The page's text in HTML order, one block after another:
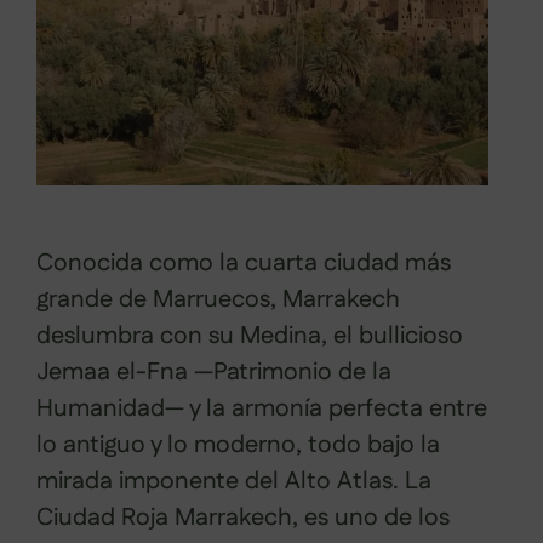
Conocida como la cuarta ciudad más
grande de Marruecos, Marrakech
deslumbra con su Medina, el bullicioso
Jemaa el-Fna —Patrimonio de la
Humanidad— y la armonía perfecta entre
lo antiguo y lo moderno, todo bajo la
mirada imponente del Alto Atlas. La
Ciudad Roja Marrakech, es uno de los